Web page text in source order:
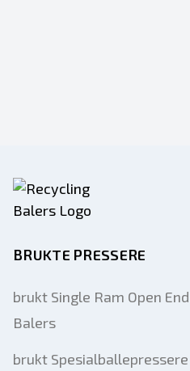
BRUKTE PRESSERE
brukt Single Ram Open
Balers
brukt Spesialballepressere